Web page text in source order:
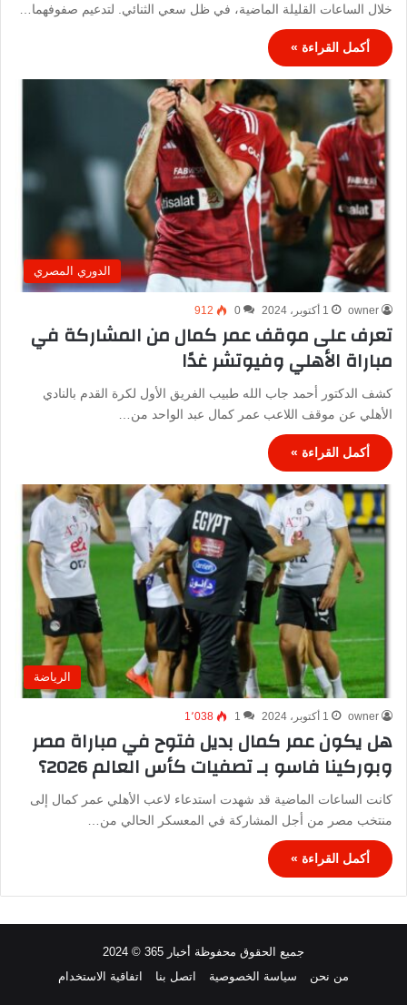
خلال الساعات القليلة الماضية، في ظل سعي الثنائي. لتدعيم صفوفهما…
أكمل القراءة »
الدوري المصري
owner 1 أكتوبر، 2024 0
912
تعرف على موقف عمر كمال من المشاركة في
مباراة الأهلي وفيوتشر غدًا
كشف الدكتور أحمد جاب الله طبيب الفريق الأول لكرة القدم بالنادي
الأهلي عن موقف اللاعب عمر كمال عبد الواحد من…
أكمل القراءة »
الرياضة
owner 1 أكتوبر، 2024 1 1٬038
هل يكون عمر كمال بديل فتوح في مباراة مصر
وبوركينا فاسو بـ تصفيات كأس العالم 2026؟
كانت الساعات الماضية قد شهدت استدعاء لاعب الأهلي عمر كمال إلى
منتخب مصر من أجل المشاركة في المعسكر الحالي من…
أكمل القراءة »
جميع الحقوق محفوظة أخبار 365 © 2024
من نحن
سياسة الخصوصية اتصل بنا اتفاقية الاستخدام